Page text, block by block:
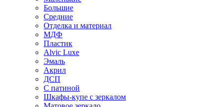
Большие
Средние
Отделка и материал
МДФ
Пластик
Alvic Luxe
Эмаль
Акрил
ДСП
С патиной
Шкафы-купе с зеркалом